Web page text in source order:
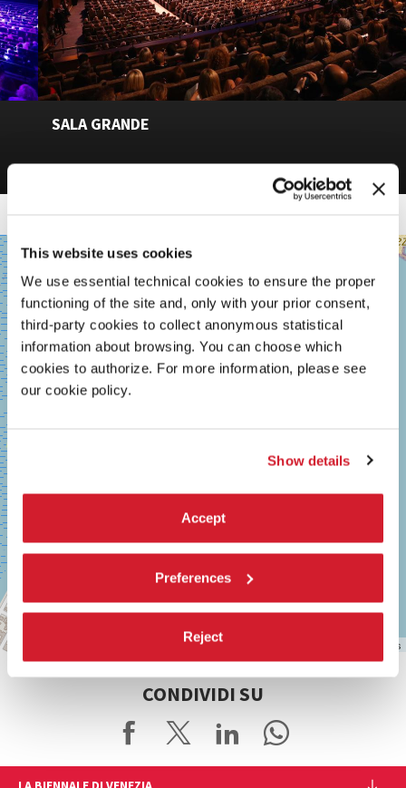
This website uses cookies
We use essential technical cookies to ensure the proper
functioning of the site and, only with your prior consent,
third-party cookies to collect anonymous statistical
information about browsing. You can choose which
cookies to authorize. For more information, please see
our cookie policy.
Show details
Accept
Preferences
Reject
SALA GRANDE
SALA
GRANDE
LUNGOMARE
MARCONI
30126
LIDO
DI
VENEZIA
TEL.
0415218711
info@labiennale.org
contributors
CONDIVIDI SU